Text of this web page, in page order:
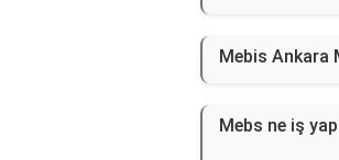
Mebis Ankara
Mebs ne iş